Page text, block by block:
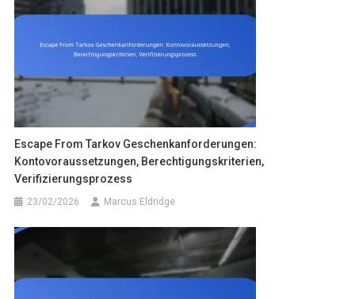
Escape From Tarkov Geschenkanforderungen:
Kontovoraussetzungen, Berechtigungskriterien,
Verifizierungsprozess
23/02/2026 Marcus Eldridge